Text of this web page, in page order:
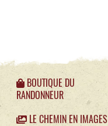
BOUTIQUE DU
RANDONNEUR
LE CHEMIN EN IMAGES